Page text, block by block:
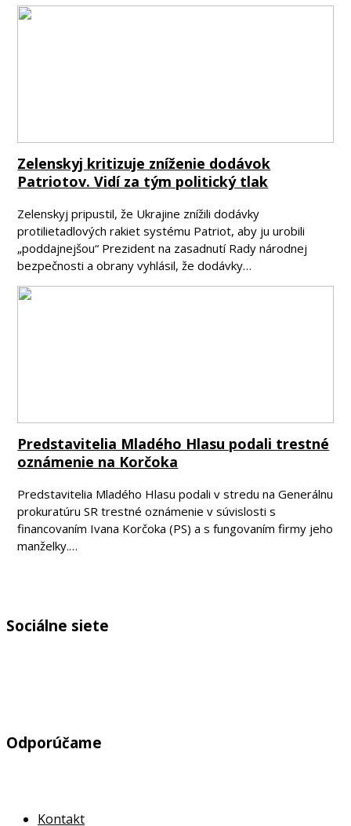
Zelenskyj kritizuje zníženie dodávok
Patriotov. Vidí za tým politický tlak
Zelenskyj pripustil, že Ukrajine znížili dodávky
protilietadlových rakiet systému Patriot, aby ju urobili
„poddajnejšou“ Prezident na zasadnutí Rady národnej
bezpečnosti a obrany vyhlásil, že dodávky…
Predstavitelia Mladého Hlasu podali trestné
oznámenie na Korčoka
Predstavitelia Mladého Hlasu podali v stredu na Generálnu
prokuratúru SR trestné oznámenie v súvislosti s
financovaním Ivana Korčoka (PS) a s fungovaním firmy jeho
manželky.…
Sociálne siete
Odporúčame
Kontakt